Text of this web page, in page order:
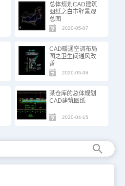
总体规划CAD建筑
图纸之白市驿景观
总图
2020-05-07
CAD暖通空调布局
图之卫生间通风改
善
2020-05-06
某仓库的总体规划
CAD建筑图纸
2020-04-15